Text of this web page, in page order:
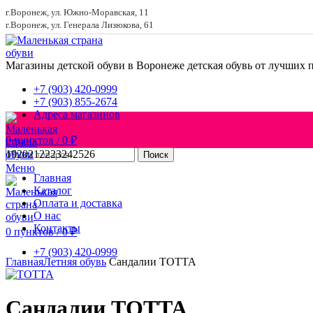
г.Воронеж, ул. Южно-Моравская, 11
г.Воронеж, ул. Генерала Лизюкова, 61
Магазины детской обуви в Воронеже детская обувь от лучших
+7 (903) 420-0999
+7 (903) 855-2674
Адреса магазинов
0пунктов / 0 ₽
Поиск
Меню
0 пунктов / 0₽
Главная
Каталог
Оплата и доставка
О нас
Контакты
+7 (903) 420-0999
1920212223242526
Увеличить
ГлавнаяЛетняя обувь Сандалии ТОТТА